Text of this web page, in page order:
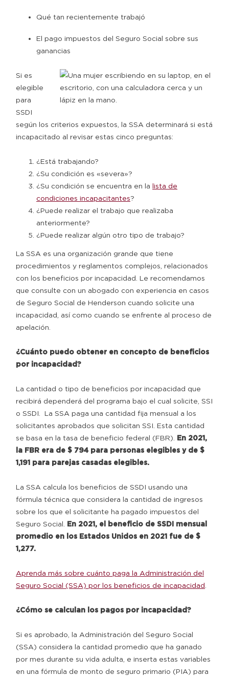
Qué tan recientemente trabajó
El pago impuestos del Seguro Social sobre sus
ganancias
Si es
elegible
para
SSDI
según los criterios expuestos, la SSA determinará si está
incapacitado al revisar estas cinco preguntas:
¿Está trabajando?
¿Su condición es «severa»?
¿Su condición se encuentra en la lista de
condiciones incapacitantes?
¿Puede realizar el trabajo que realizaba
anteriormente?
¿Puede realizar algún otro tipo de trabajo?
La SSA es una organización grande que tiene
procedimientos y reglamentos complejos, relacionados
con los beneficios por incapacidad. Le recomendamos
que consulte con un abogado con experiencia en casos
de Seguro Social de Henderson cuando solicite una
incapacidad, así como cuando se enfrente al proceso de
apelación.
¿Cuánto puedo obtener en concepto de beneficios
por incapacidad?
La cantidad o tipo de beneficios por incapacidad que
recibirá dependerá del programa bajo el cual solicite, SSI
o SSDI. La SSA paga una cantidad fija mensual a los
solicitantes aprobados que solicitan SSI. Esta cantidad
se basa en la tasa de beneficio federal (FBR). En 2021,
la FBR era de $ 794 para personas elegibles y de $
1,191 para parejas casadas elegibles.
La SSA calcula los beneficios de SSDI usando una
fórmula técnica que considera la cantidad de ingresos
sobre los que el solicitante ha pagado impuestos del
Seguro Social. En 2021, el beneficio de SSDI mensual
promedio en los Estados Unidos en 2021 fue de $
1,277.
Aprenda más sobre cuánto paga la Administración del
Seguro Social (SSA) por los beneficios de incapacidad.
¿Cómo se calculan los pagos por incapacidad?
Si es aprobado, la Administración del Seguro Social
(SSA) considera la cantidad promedio que ha ganado
por mes durante su vida adulta, e inserta estas variables
en una fórmula de monto de seguro primario (PIA) para